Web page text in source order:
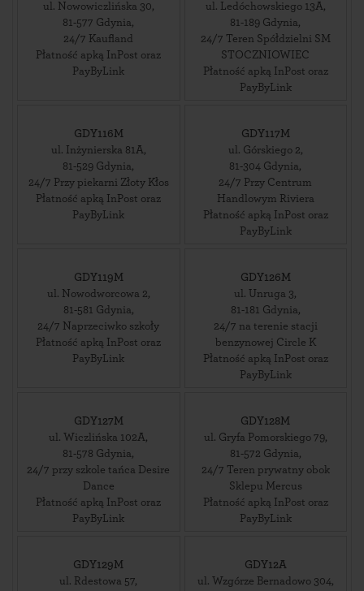
ul. Nowowiczlińska 30,
81-577 Gdynia,
24/7 Kaufland
Płatność apką InPost oraz
PayByLink
ul. Ledóchowskiego 13A,
81-189 Gdynia,
24/7 Teren Spółdzielni SM
STOCZNIOWIEC
Płatność apką InPost oraz
PayByLink
GDY116M
ul. Inżynierska 81A,
81-529 Gdynia,
24/7 Przy piekarni Złoty Kłos
Płatność apką InPost oraz
PayByLink
GDY117M
ul. Górskiego 2,
81-304 Gdynia,
24/7 Przy Centrum
Handlowym Riviera
Płatność apką InPost oraz
PayByLink
GDY119M
ul. Nowodworcowa 2,
81-581 Gdynia,
24/7 Naprzeciwko szkoły
Płatność apką InPost oraz
PayByLink
GDY126M
ul. Unruga 3,
81-181 Gdynia,
24/7 na terenie stacji
benzynowej Circle K
Płatność apką InPost oraz
PayByLink
GDY127M
ul. Wiczlińska 102A,
81-578 Gdynia,
24/7 przy szkole tańca Desire
Dance
Płatność apką InPost oraz
PayByLink
GDY128M
ul. Gryfa Pomorskiego 79,
81-572 Gdynia,
24/7 Teren prywatny obok
Sklepu Mercus
Płatność apką InPost oraz
PayByLink
GDY129M
ul. Rdestowa 57,
GDY12A
ul. Wzgórze Bernadowo 304,